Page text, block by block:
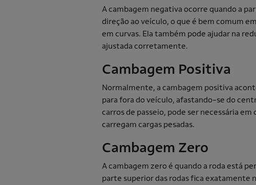
A cambagem negativa ocorre quando a
direção ao veículo, o que é bem comum
em curvas. Ela também pode ajudar na
ajustada corretamente.
Cambagem Positiva
Normalmente, a cambagem positiva
para fora do veículo, afastando-se do
carros de passeio, pode ser necessária
carregam cargas pesadas.
Cambagem Zero
A cambagem zero é quando a roda está
parte superior das rodas fica exatamente